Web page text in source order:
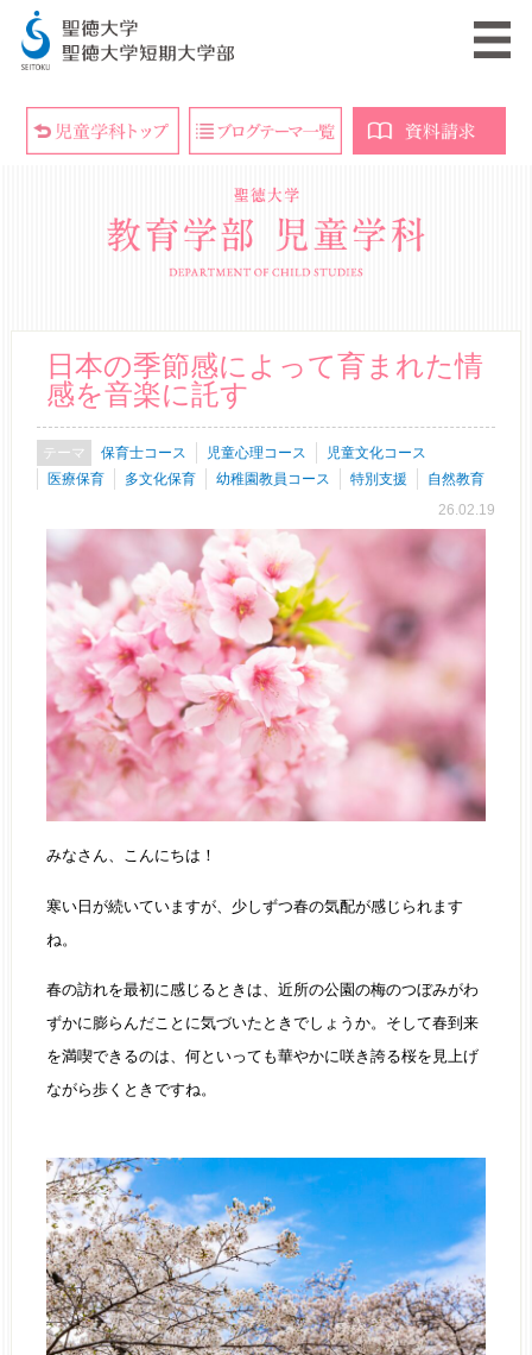
日本の季節感によって育まれた情
感を音楽に託す
保育士コース 児童心理コース
児童文化コース
医療保育
多文化保育 幼稚園教員コース 特別支援
自然教育
26.02.19
みなさん、こんにちは！
寒い日が続いていますが、少しずつ春の気配が感じられます
ね。
春の訪れを最初に感じるときは、近所の公園の梅のつぼみがわ
ずかに膨らんだことに気づいたときでしょうか。そして春到来
を満喫できるのは、何といっても華やかに咲き誇る桜を見上げ
ながら歩くときですね。